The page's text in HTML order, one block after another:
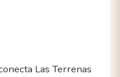
Las Terrenas